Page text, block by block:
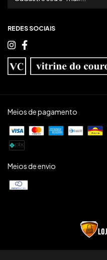
REDES SOCIAIS
Meios de pagamento
Meios de envio